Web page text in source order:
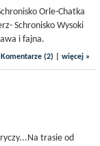
Orle-Chatka
Schronisko Wysoki
i fajna.
Komentarze (2) więcej »
trasie od